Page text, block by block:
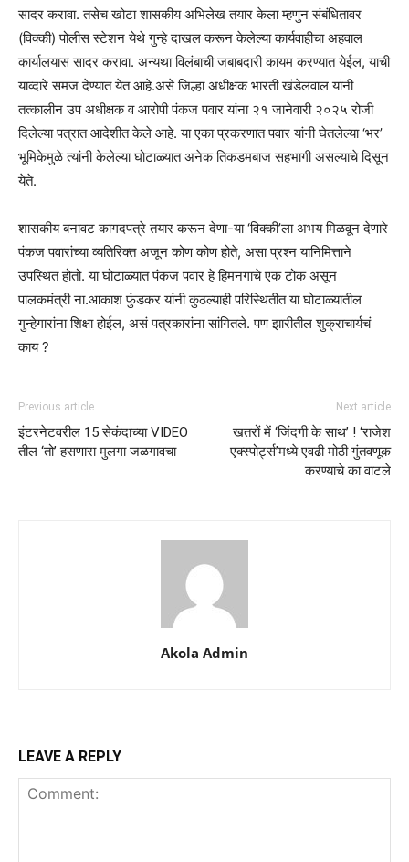
सादर करावा. तसेच खोटा शासकीय अभिलेख तयार केला म्हणुन संबंधितावर
(विक्की) पोलीस स्टेशन येथे गुन्हे दाखल करून केलेल्या कार्यवाहीचा अहवाल
कार्यालयास सादर करावा. अन्यथा विलंबाची जबाबदारी कायम करण्यात येईल, याची
याव्दारे समज देण्यात येत आहे.असे जिल्हा अधीक्षक भारती खंडेलवाल यांनी
तत्कालीन उप अधीक्षक व आरोपी पंकज पवार यांना २१ जानेवारी २०२५ रोजी
दिलेल्या पत्रात आदेशीत केले आहे. या एका प्रकरणात पवार यांनी घेतलेल्या ‘भर’
भूमिकेमुळे त्यांनी केलेल्या घोटाळ्यात अनेक तिकडमबाज सहभागी असल्याचे दिसून
येते.
शासकीय बनावट कागदपत्रे तयार करून देणा-या ‘विक्की’ला अभय मिळवून देणारे
पंकज पवारांच्या व्यतिरिक्त अजून कोण कोण होते, असा प्रश्न यानिमित्ताने
उपस्थित होतो. या घोटाळ्यात पंकज पवार हे हिमनगाचे एक टोक असून
पालकमंत्री ना.आकाश फुंडकर यांनी कुठल्याही परिस्थितीत या घोटाळ्यातील
गुन्हेगारांना शिक्षा होईल, असं पत्रकारांना सांगितले. पण झारीतील शुक्राचार्यचं
काय ? ‌
Previous article
इंटरनेटवरील 15 सेकंदाच्या VIDEO
तील ‘तो’ हसणारा मुलगा जळगावचा
Next article
खतरों में ‘जिंदगी के साथ’ ! ‘राजेश
एक्स्पोर्ट्स’मध्ये एवढी मोठी गुंतवणूक
करण्याचे का वाटले
Akola Admin
LEAVE A REPLY